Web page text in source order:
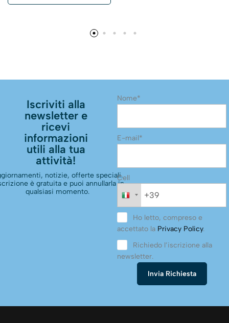
Iscriviti alla
newsletter e
ricevi
informazioni
utili alla tua
attività!
notizie, offerte speciali.
è gratuita e puoi annullarla in
qualsiasi momento.
Nome*
E-mail*
Cell
Ho letto, compreso e
accettato la Privacy Policy.
Richiedo l’iscrizione alla
newsletter.